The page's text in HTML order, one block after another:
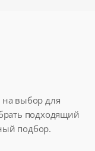
на выбор для
подходящий
подбор.